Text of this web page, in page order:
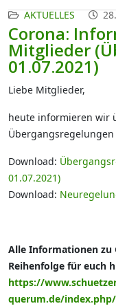
AKTUELLES
Corona:
Mitglieder
01.07.2021)
Liebe Mitglieder,
heute informieren wir
Download:
01.07.2021)
Download:
Alle Informationen zu
Reihenfolge für euch
https://
querum.de/